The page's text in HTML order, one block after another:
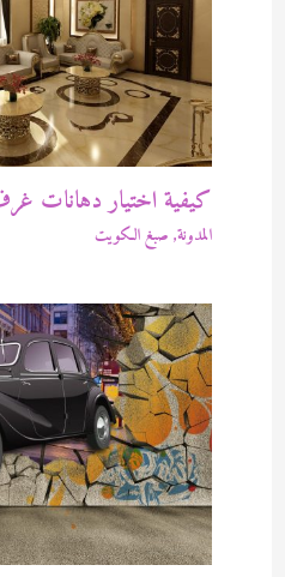
كيفية اختيار دهانات غرف
المدونة, صبغ الكويت